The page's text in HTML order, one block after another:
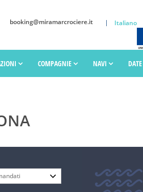
booking@miramarcrociere.it Italiano
COMPAGNIE NAVI DATE